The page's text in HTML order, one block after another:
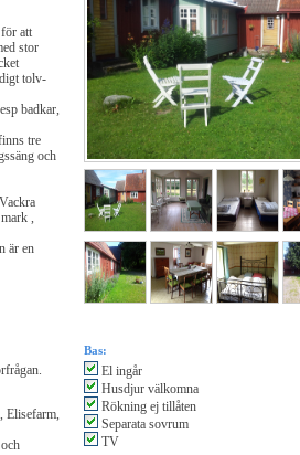
att
stor
tolv-
badkar,
tre
och
,
är en
Elisefarm,
Bas:
El ingår
Husdjur välkomna
Rökning ej tillåten
Separata sovrum
TV